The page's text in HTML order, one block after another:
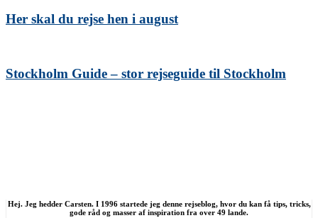
Her skal du rejse hen i august
Stockholm Guide – stor rejseguide til Stockholm
Hej. Jeg hedder Carsten. I 1996 startede jeg denne rejseblog, hvor du kan få tips, tricks,
gode råd og masser af inspiration fra over 49 lande.